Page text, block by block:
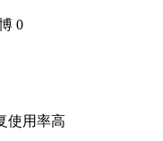
0
使用率高